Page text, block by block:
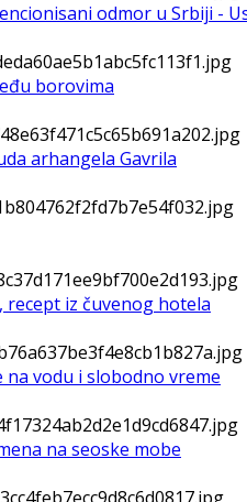
odmor u Srbiji -
borovima
arhangela Gavrila
recept iz čuvenog hotela
na vodu i slobodno vreme
na seoske mobe